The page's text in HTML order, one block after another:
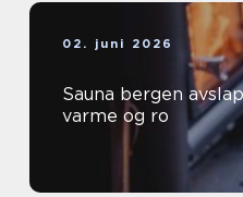
02. juni 2026
Sauna bergen avslapning med fjord,
varme og ro